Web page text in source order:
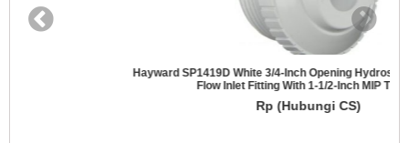
Hayward SP1419D White 3/4-Inch Opening Hydrostream Directional
Flow Inlet Fitting With 1-1/2-Inch MIP Thread
Rp (Hubungi CS)